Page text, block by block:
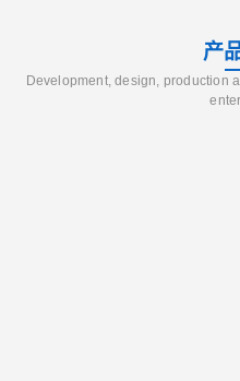
产
Development, design, production